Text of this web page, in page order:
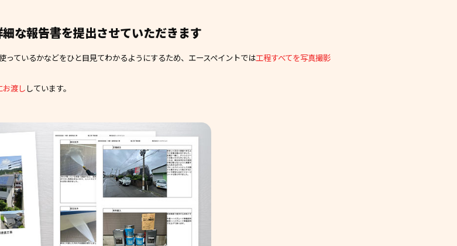
な報告書を提出させていただきます
ているかなどをひと目見てわかるようにするため、エースペイントでは工程すべてを写真撮影
お渡し しています。